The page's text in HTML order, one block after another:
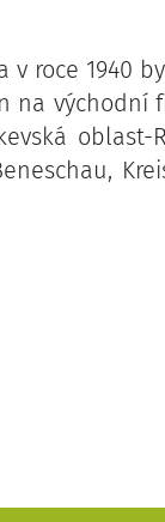
v roce 1940
na
oblast-